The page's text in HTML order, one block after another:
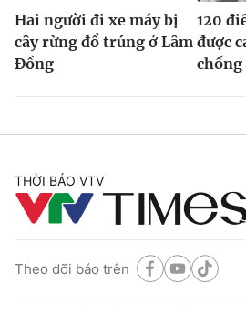
Hai người đi xe máy bị
cây rừng đổ trúng ở Lâm
Đồng
120
được
chống
THỜI BÁO VTV
Theo dõi báo trên